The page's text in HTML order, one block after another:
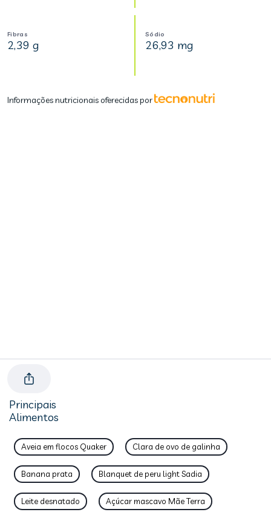
Fibras
2,39 g
Sódio
26,93 mg
Informações nutricionais oferecidas por
Principais
Alimentos
Aveia em flocos Quaker Clara de ovo de galinha
Banana prata Blanquet de peru light Sadia
Leite desnatado Açúcar mascavo Mãe Terra